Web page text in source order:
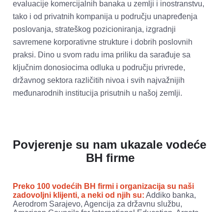
evaluacije komercijalnih banaka u zemlji i inostranstvu,
tako i od privatnih kompanija u području unapređenja
poslovanja, strateškog pozicioniranja, izgradnji
savremene korporativne strukture i dobrih poslovnih
praksi. Dino u svom radu ima priliku da sarađuje sa
ključnim donosiocima odluka u području privrede,
državnog sektora različitih nivoa i svih najvažnijih
međunarodnih institucija prisutnih u našoj zemlji.
Povjerenje su nam ukazale vodeće
BH firme
Preko 100 vodećih BH firmi i organizacija su naši
zadovoljni klijenti, a neki od njih su: Addiko banka,
Aerodrom Sarajevo, Agencija za državnu službu,